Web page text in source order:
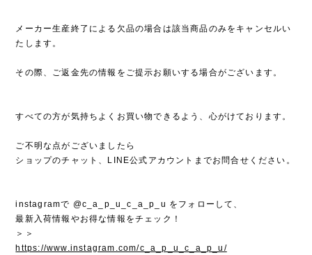
メーカー生産終了による欠品の場合は該当商品のみをキャンセルい
たします。
その際、ご返金先の情報をご提示お願いする場合がございます。
すべての方が気持ちよくお買い物できるよう、心がけております。
ご不明な点がございましたら
ショップのチャット、LINE公式アカウントまでお問合せください。
instagramで @c_a_p_u_c_a_p_u をフォローして、
最新入荷情報やお得な情報をチェック！
＞＞
https://www.instagram.com/c_a_p_u_c_a_p_u/